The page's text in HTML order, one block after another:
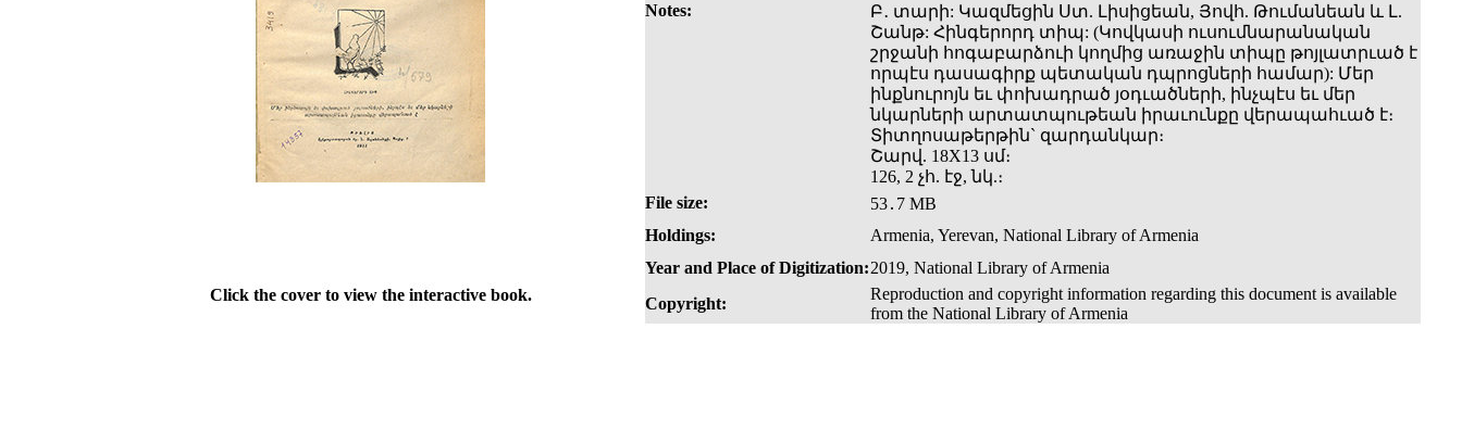
Notes:
Բ․ տարի: Կազմեցին Ստ. Լիսիցեան, Յովհ. Թումանեան և Լ.
Շանթ: Հինգերորդ տիպ: (Կովկասի ուսումնարանական
շրջանի հոգաբարձուի կողմից առաջին տիպը թոյլատրւած է
որպէս դասագիրք պետական դպրոցների համար): Մեր
ինքնուրոյն եւ փոխադրած յօդւածների, ինչպէս եւ մեր
նկարների արտատպութեան իրաւունքը վերապահւած է։
Տիտղոսաթերթին` զարդանկար։
Շարվ. 18X13 սմ։
126, 2 չհ. էջ, նկ.։
File size:
53․7 MB
Holdings:
Armenia, Yerevan, National Library of Armenia
Year and Place of Digitization:2019, National Library of Armenia
Click the cover to view the interactive book.
Copyright:
Reproduction and copyright information regarding this document is available
from the National Library of Armenia